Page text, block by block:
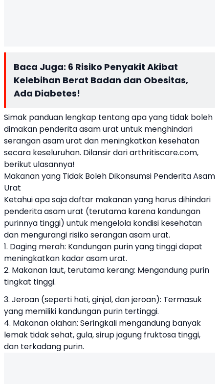
Baca Juga: 6 Risiko Penyakit Akibat
Kelebihan Berat Badan dan Obesitas,
Ada Diabetes!
Simak panduan lengkap tentang apa yang tidak boleh
dimakan penderita asam urat untuk menghindari
serangan asam urat dan meningkatkan kesehatan
secara keseluruhan. Dilansir dari arthritiscare.com,
berikut ulasannya!
Makanan yang Tidak Boleh Dikonsumsi Penderita Asam
Urat
Ketahui apa saja daftar makanan yang harus dihindari
penderita asam urat (terutama karena kandungan
purinnya tinggi) untuk mengelola kondisi kesehatan
dan mengurangi risiko serangan asam urat.
1. Daging merah: Kandungan purin yang tinggi dapat
meningkatkan kadar asam urat.
2. Makanan laut, terutama kerang: Mengandung purin
tingkat tinggi.
3. Jeroan (seperti hati, ginjal, dan jeroan): Termasuk
yang memiliki kandungan purin tertinggi.
4. Makanan olahan: Seringkali mengandung banyak
lemak tidak sehat, gula, sirup jagung fruktosa tinggi,
dan terkadang purin.